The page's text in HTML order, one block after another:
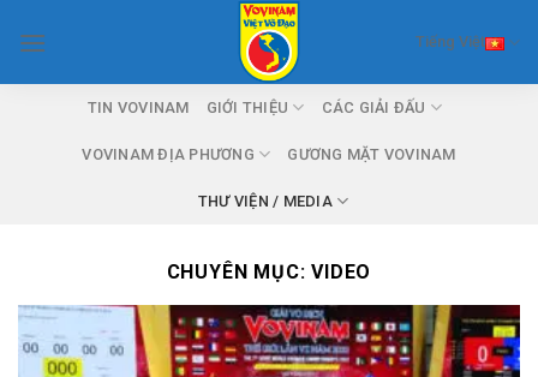
Tiếng Việt
TIN VOVINAM GIỚI THIỆU CÁC GIẢI ĐẤU
VOVINAM ĐỊA PHƯƠNG GƯƠNG MẶT VOVINAM
THƯ VIỆN / MEDIA
CHUYÊN MỤC:VIDEO